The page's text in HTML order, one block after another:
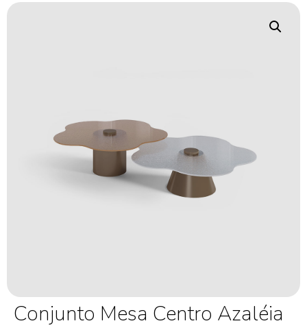
Conjunto Mesa Centro Azaléia